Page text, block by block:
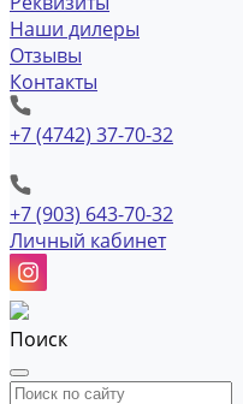
Наши дилеры
Отзывы
Контакты
+7 (4742) 37-70-32
+7 (903) 643-70-32
Личный кабинет
Поиск